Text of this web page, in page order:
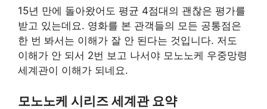
15년 만에 돌아왔어도 평균 4점대의 괜찮은 평가를
받고 있는데요. 영화를 본 관객들의 모든 공통점은
한 번 봐서는 이해가 잘 안 된다는 것입니다. 저도
이해가 안 되서 2번 보고 나서야 모노노케 우중망령
세계관이 이해가 되네요.
모노노케 시리즈 세계관 요약